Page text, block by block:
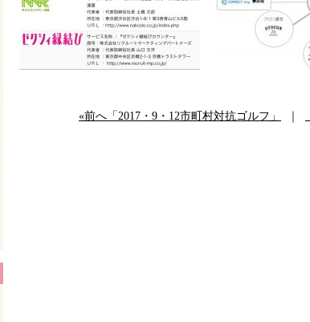
«前へ「2017・9・12市町村対抗ゴルフ」